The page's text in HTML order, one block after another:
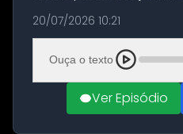
com a apreensão de
quilos de
embarcação atracada
materia...
20/07/2026 10:21
Ouça o texto
Ver Episódio